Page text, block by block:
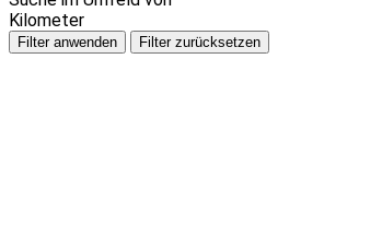
Kilometer
Filter anwenden Filter zurücksetzen